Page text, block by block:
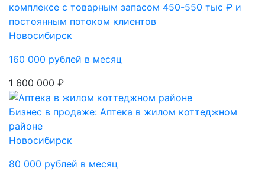
комплексе с товарным запасом 450-550 тыс ₽ и
постоянным потоком клиентов
Новосибирск
160 000 рублей в месяц
1 600 000 ₽
Бизнес в продаже: Аптека в жилом коттеджном
районе
Новосибирск
80 000 рублей в месяц